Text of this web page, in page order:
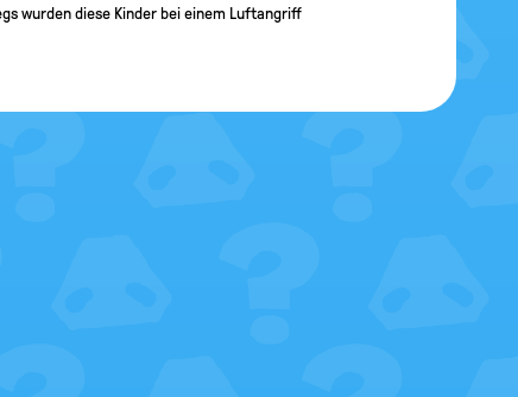
wurden diese Kinder bei einem Luftangriff